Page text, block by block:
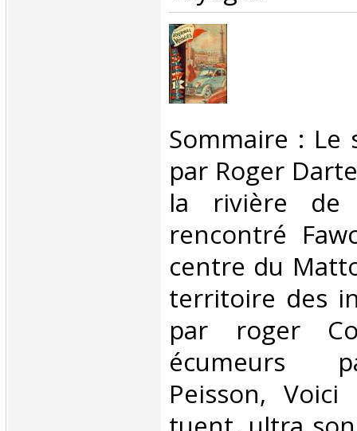
‎Sommaire : Le
par Roger
la rivière
rencontré
centre du
territoire des
par roger
écumeurs
Peisson,